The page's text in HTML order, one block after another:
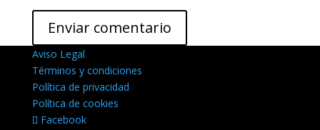
Aviso Legal
Términos y condiciones
Política de privacidad
Política de cookies
Facebook